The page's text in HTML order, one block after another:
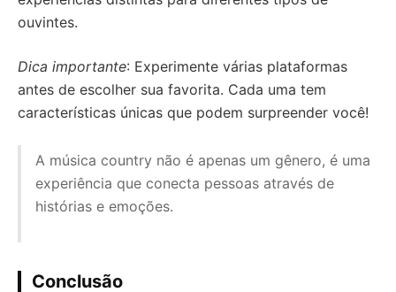
ouvintes.
Dica importante: Experimente várias plataformas
antes de escolher sua favorita. Cada uma tem
características únicas que podem surpreender você!
A música country não é apenas um gênero, é uma
experiência que conecta pessoas através de
histórias e emoções.
Conclusão